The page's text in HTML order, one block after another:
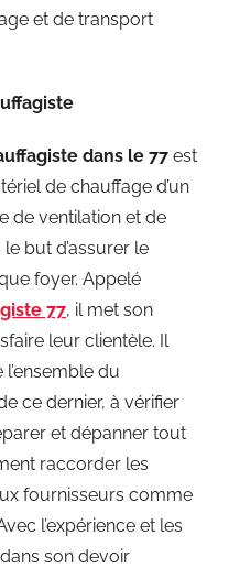
et de transport
dans le 77 est
de chauffage d’un
de ventilation et de
but d’assurer le
foyer. Appelé
77, il met son
leur clientèle. Il
du
ce dernier, à vérifier
et dépanner tout
raccorder les
fournisseurs comme
l’expérience et les
son devoir